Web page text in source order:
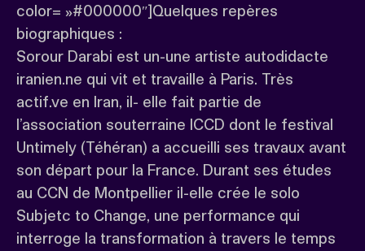
color= »#000000″]Quelques repères
biographiques :
Sorour Darabi est un-une artiste autodidacte
iranien.ne qui vit et travaille à Paris. Très
actif.ve en Iran, il- elle fait partie de
l’association souterraine ICCD dont le festival
Untimely (Téhéran) a accueilli ses travaux avant
son départ pour la France. Durant ses études
au CCN de Montpellier il-elle crée le solo
Subjetc to Change, une performance qui
interroge la transformation à travers le temps